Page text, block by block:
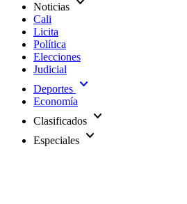
Noticias
Cali
Licita
Política
Elecciones
Judicial
Deportes expand_more
Economía
Clasificados expand_more
Especiales expand_more